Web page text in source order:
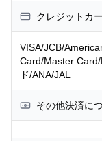
クレジットカ
VISA/JCB/
Card/Master
ド/ANA/JAL
その他決済に